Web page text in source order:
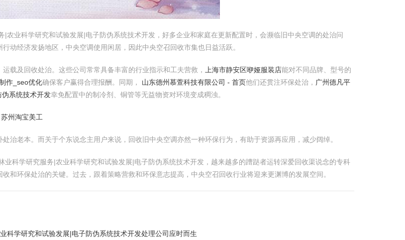
农业科学研究和试验发展|电子防伪系统技术开发，好多企业和家庭在更新配置时，会濒临旧中央空调的处治问
动经济发扬地区，中央空调使用闲居，因此中央空召回收市集也日益活跃。
载及回收处治。这些公司常常具备丰富的行业指示和工夫营救， 上海市静安区咿娅服装店能对不同品牌、型号的
作_seo优化确保客户赢得合理报酬。同期， 山东德州慕萱科技有限公司 - 首页他们还贯注环保处治， 广州德凡平
系统技术开发幸免配置中的制冷剂、铜管等无益物资对环境变成稠浊。
州淘宝美工
治老本。而关于个东说念主用户来说，回收旧中央空调亦然一种环保行为，有助于资源再应用，减少阔绰。
科学研究服务|农业科学研究和试验发展|电子防伪系统技术开发，越来越多的蹧跶者运转深爱回收渠说念的专科
和环保处治的关键。过去，跟着策略营救和环保意志提高，中央空召回收行业将迎来更渊博的发展空间。
科学研究和试验发展|电子防伪系统技术开发处理公司应时而生